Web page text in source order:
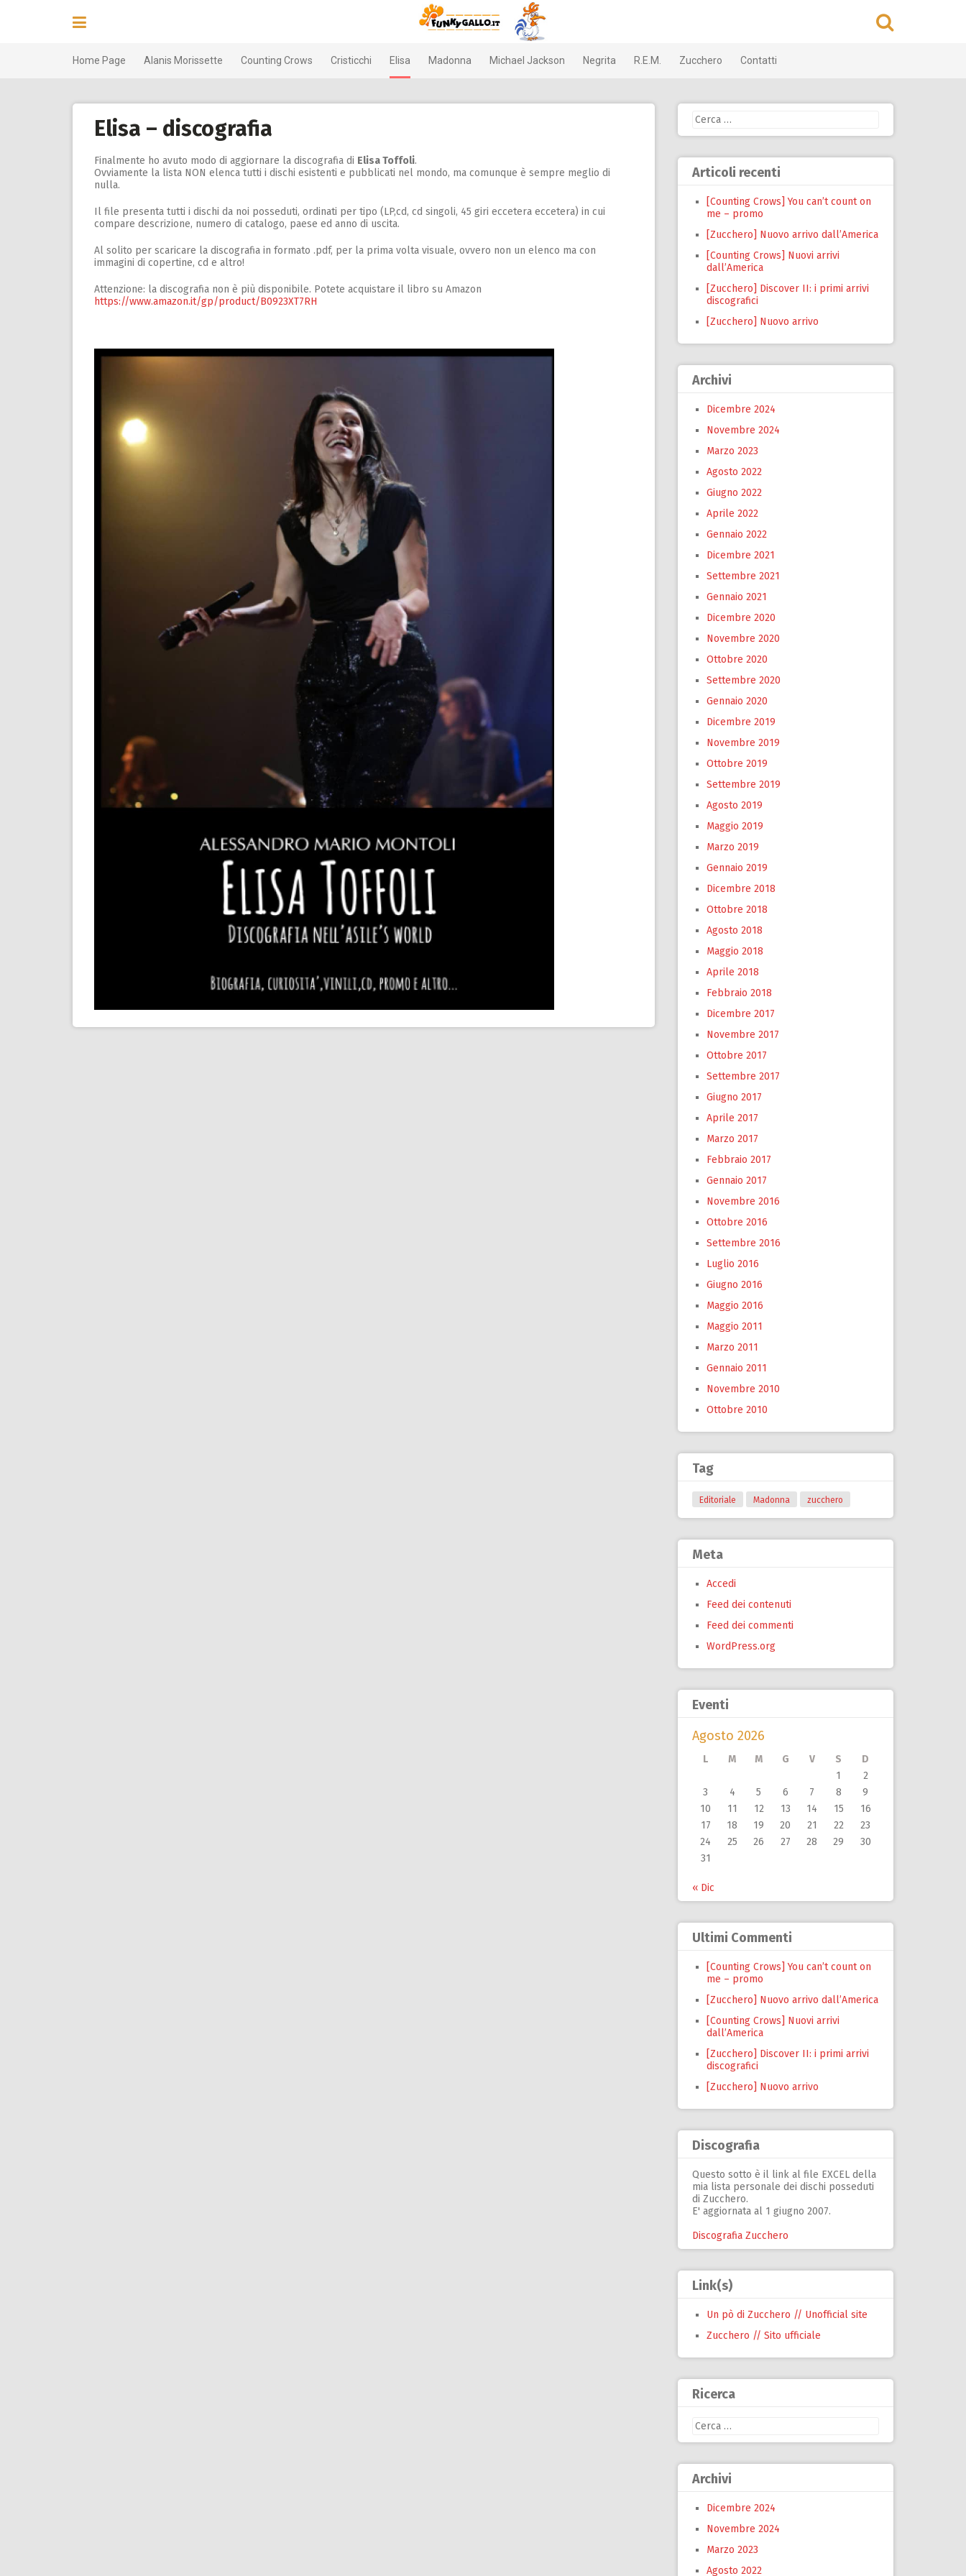
Home Page Alanis Morissette Counting Crows Cristicchi Elisa Madonna Michael Jackson Negrita R.E.M. Zucchero Contatti
Elisa – discografia
Finalmente ho avuto modo di aggiornare la discografia di Elisa Toffoli.
Ovviamente la lista NON elenca tutti i dischi esistenti e pubblicati nel mondo, ma comunque è sempre meglio di
nulla.
Il file presenta tutti i dischi da noi posseduti, ordinati per tipo (LP,cd, cd singoli, 45 giri eccetera eccetera) in cui
compare descrizione, numero di catalogo, paese ed anno di uscita.
Al solito per scaricare la discografia in formato .pdf, per la prima volta visuale, ovvero non un elenco ma con
immagini di copertine, cd e altro!
Attenzione: la discografia non è più disponibile. Potete acquistare il libro su Amazon
https://www.amazon.it/gp/product/B0923XT7RH
Ricerca
Articoli recenti
[Counting Crows] You can’t count on
me – promo
[Zucchero] Nuovo arrivo dall’America
[Counting Crows] Nuovi arrivi
dall’America
[Zucchero] Discover II: i primi arrivi
discografici
[Zucchero] Nuovo arrivo
Archivi
Dicembre 2024
Novembre 2024
Marzo 2023
Agosto 2022
Giugno 2022
Aprile 2022
Gennaio 2022
Dicembre 2021
Settembre 2021
Gennaio 2021
Dicembre 2020
Novembre 2020
Ottobre 2020
Settembre 2020
Gennaio 2020
Dicembre 2019
Novembre 2019
Ottobre 2019
Settembre 2019
Agosto 2019
Maggio 2019
Marzo 2019
Gennaio 2019
Dicembre 2018
Ottobre 2018
Agosto 2018
Maggio 2018
Aprile 2018
Febbraio 2018
Dicembre 2017
Novembre 2017
Ottobre 2017
Settembre 2017
Giugno 2017
Aprile 2017
Marzo 2017
Febbraio 2017
Gennaio 2017
Novembre 2016
Ottobre 2016
Settembre 2016
Luglio 2016
Giugno 2016
Maggio 2016
Maggio 2011
Marzo 2011
Gennaio 2011
Novembre 2010
Ottobre 2010
Tag
Editoriale Madonna zucchero
Meta
Accedi
Feed dei contenuti
Feed dei commenti
WordPress.org
Eventi
Agosto 2026
L M M G V S
D
1
2
3
4 5 6 7 8
9
10
11 12 13 14 15
16
17
18 19 20 21 22
23
24
25 26 27 28 29
30
31
« Dic
Ultimi Commenti
[Counting Crows] You can’t count on
me – promo
[Zucchero] Nuovo arrivo dall’America
[Counting Crows] Nuovi arrivi
dall’America
[Zucchero] Discover II: i primi arrivi
discografici
[Zucchero] Nuovo arrivo
Discografia
Questo sotto è il link al file EXCEL della
mia lista personale dei dischi posseduti
di Zucchero.
E' aggiornata al 1 giugno 2007.
Discografia Zucchero
Link(s)
Un pò di Zucchero // Unofficial site
Zucchero // Sito ufficiale
Ricerca
Ricerca
Archivi
Dicembre 2024
Novembre 2024
Marzo 2023
Agosto 2022